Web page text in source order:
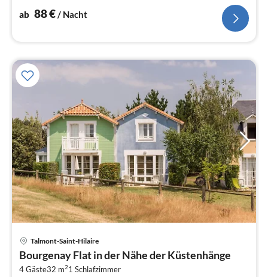
ab 88€/ Nacht
Talmont-Saint-Hilaire
Bourgenay Flat in der Nähe der Küstenhänge
4 Gäste32 m21 Schlafzimmer